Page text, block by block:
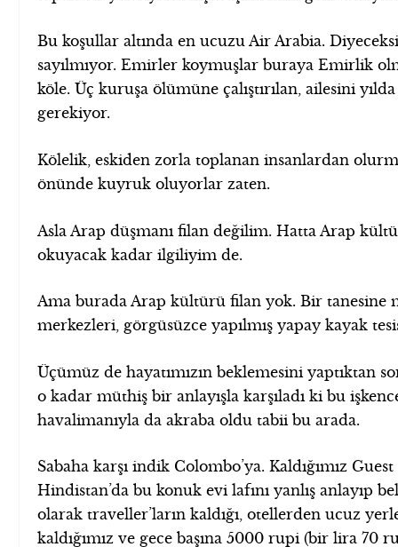
Bu koşullar altında en ucuzu Air Arabia.
sayılmıyor. Emirler koymuşlar buraya Emirlik
köle. Üç kuruşa ölümüne çalıştırılan, ailesini
gerekiyor.
Kölelik, eskiden zorla toplanan insanlardan
önünde kuyruk oluyorlar zaten.
Asla Arap düşmanı filan değilim. Hatta Arap
okuyacak kadar ilgiliyim de.
Ama burada Arap kültürü filan yok. Bir tanesine
merkezleri, görgüsüzce yapılmış yapay kayak
Üçümüz de hayatımızın beklemesini yaptıktan
o kadar müthiş bir anlayışla karşıladı ki bu
havalimanıyla da akraba oldu tabii bu arada.
Sabaha karşı indik Colombo’ya. Kaldığımız
Hindistan’da bu konuk evi lafını yanlış anlayıp
olarak traveller’ların kaldığı, otellerden ucuz
kaldığımız ve gece başına 5000 rupi (bir lira